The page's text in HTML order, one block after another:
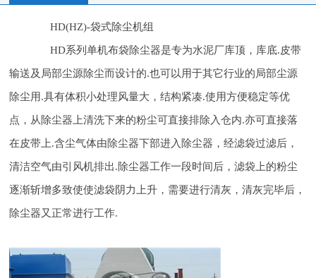
HD(HZ)-袋式除尘机组
HD系列单机布袋除尘器是专为水泥厂库顶，库底.皮带
输送及局部尘源除尘而设计的.也可以用于其它行业的局部尘源
除尘用.具有体积小处理风量大，结构紧凑.使用方便稳定等优
点，从除尘器上清洗下来的粉尘可直接排除入仓内.亦可直接落
在皮带上.含尘气体由除尘器下部进入除尘器，经滤袋过滤后，
清洁空气由引风机排出.除尘器工作一段时间后，滤袋上的粉尘
逐渐斩增多致使使滤袋阴力上升，需要进行清灰，清灰完毕后，
除尘器又正常进行工作.